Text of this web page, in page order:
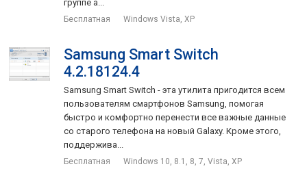
группе а...
Бесплатная Windows Vista, XP
Samsung Smart Switch
4.2.18124.4
Samsung Smart Switch - эта утилита пригодится всем
пользователям смартфонов Samsung, помогая
быстро и комфортно перенести все важные данные
со старого телефона на новый Galaxy. Кроме этого,
поддержива...
Бесплатная Windows 10, 8.1, 8, 7, Vista, XP